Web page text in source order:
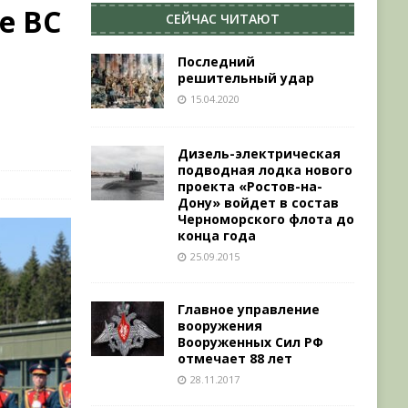
ВС
СЕЙЧАС ЧИТАЮТ
Последний
решительный удар
15.04.2020
Дизель-электрическая
подводная лодка нового
проекта «Ростов-на-
Дону» войдет в состав
Черноморского флота до
конца года
25.09.2015
Главное управление
вооружения
Вооруженных Сил РФ
отмечает 88 лет
28.11.2017